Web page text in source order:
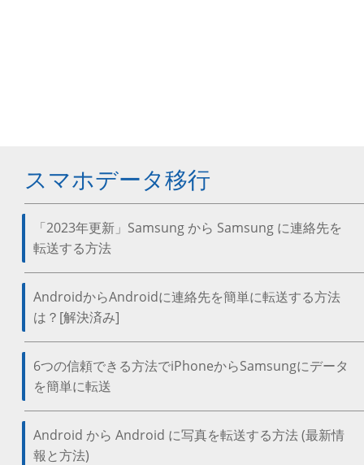
スマホデータ移行
「2023年更新」Samsung から Samsung に連絡先を
転送する方法
AndroidからAndroidに連絡先を簡単に転送する方法
は？[解決済み]
6つの信頼できる方法でiPhoneからSamsungにデータ
を簡単に転送
Android から Android に写真を転送する方法 (最新情
報と方法)